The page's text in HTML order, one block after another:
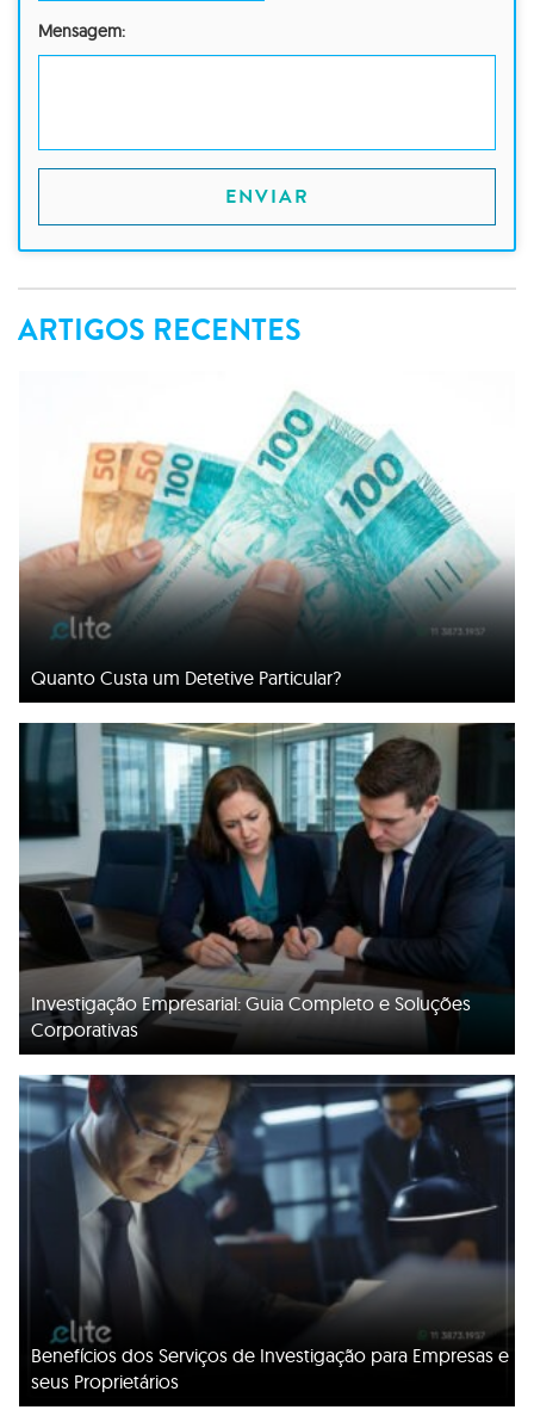
Mensagem:
ENVIAR
ARTIGOS RECENTES
Quanto Custa um Detetive Particular?
Investigação Empresarial: Guia Completo e Soluções
Corporativas
Benefícios dos Serviços de Investigação para Empresas e
seus Proprietários